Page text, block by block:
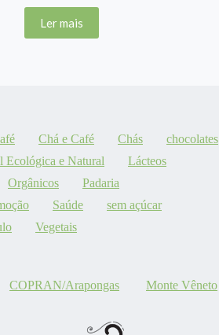
Ler mais
Chá e Café Chás
chocolates
Ecológica e Natural
Lácteos
Orgânicos
Padaria
Saúde
sem açúcar
Vegetais
COPRAN/Arapongas
Monte Vêneto